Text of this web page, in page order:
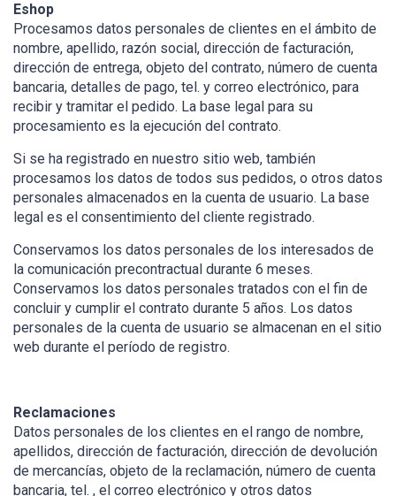
Eshop
Procesamos datos personales de clientes en el ámbito de
nombre, apellido, razón social, dirección de facturación,
dirección de entrega, objeto del contrato, número de cuenta
bancaria, detalles de pago, tel. y correo electrónico, para
recibir y tramitar el pedido. La base legal para su
procesamiento es la ejecución del contrato.
Si se ha registrado en nuestro sitio web, también
procesamos los datos de todos sus pedidos, o otros datos
personales almacenados en la cuenta de usuario. La base
legal es el consentimiento del cliente registrado.
Conservamos los datos personales de los interesados de
la comunicación precontractual durante 6 meses.
Conservamos los datos personales tratados con el fin de
concluir y cumplir el contrato durante 5 años. Los datos
personales de la cuenta de usuario se almacenan en el sitio
web durante el período de registro.
Reclamaciones
Datos personales de los clientes en el rango de nombre,
apellidos, dirección de facturación, dirección de devolución
de mercancías, objeto de la reclamación, número de cuenta
bancaria, tel. , el correo electrónico y otros datos